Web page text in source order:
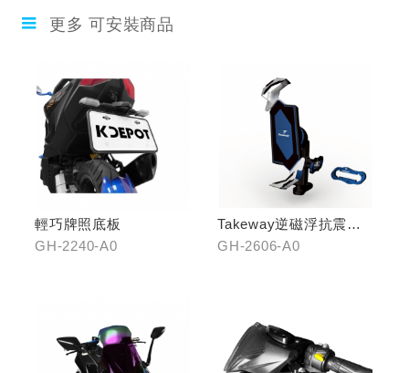
更多 可安裝商品
輕巧牌照底板
GH-2240-A0
Takeway逆磁浮抗震手
機架
GH-2606-A0